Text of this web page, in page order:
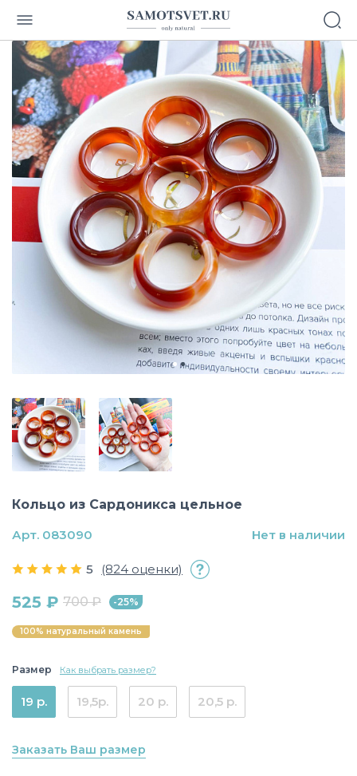
Кольцо из Сардоникса цельное
5 (824 оценки)
525 ₽ 700 ₽ -25%
100% натуральный камень
Размер Как выбрать размер?
19 р. 19,5р. 20 р. 20,5 р.
Заказать Ваш размер
Арт. 083090 Нет в наличии